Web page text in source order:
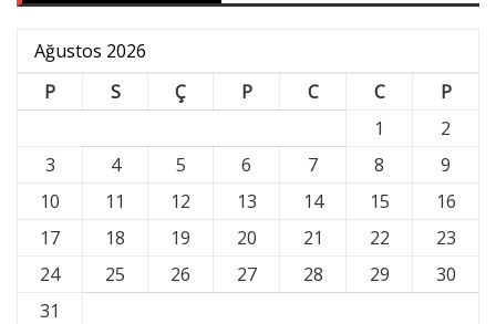
Ağustos 2026
P
S Ç P C C
P
1
2
3
4 5 6 7 8
9
10
11 12 13 14 15
16
17
18 19 20 21 22
23
24
25 26 27 28 29
30
31